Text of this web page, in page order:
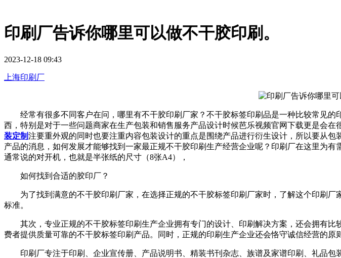
印刷厂告诉你哪里可以做不干胶印刷。
2023-12-18 09:43
上海印刷厂
经常有很多不同客户在问，哪里有不干胶印刷厂家？不干胶标签印刷品是一种比较常见
西，特别是对于一些问题商家在生产包装和销售服务产品设计时候芭乐视频官网下载更是会在很
装定制注要重外观的同时也要注重内容包装设计的重点是围绕产品进行衍生设计，所以要从包装上
产品的消息，如何发展才能够找到一家最正规不干胶印刷生产经营企业呢？印刷厂在这里为
通常说的对开机，也就是半张纸的尺寸（8张A4），
如何找到合适的胶印厂？
为了找到满意的不干胶印刷厂家，在选择正规的不干胶标签印刷厂家时，了解这个
标准。
其次，专业正规的不干胶标签印刷生产企业拥有专门的设计、印刷解决方案，还会拥有
费者提供质量可靠的不干胶标签印刷产品。同时，正规的印刷生产企业还会恪守诚信经营的原则，
印刷厂专注于印刷、企业宣传册、产品说明书、精装书刊杂志、族谱及家谱印刷、礼